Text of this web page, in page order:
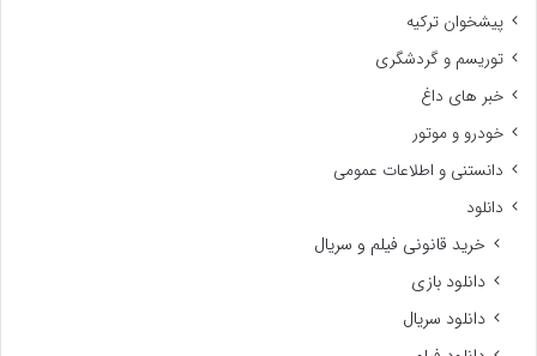
پیشخوان ترکیه
توریسم و گردشگری
خبر های داغ
خودرو و موتور
دانستنی و اطلاعات عمومی
دانلود
خرید قانونی فیلم و سریال
دانلود بازی
دانلود سریال